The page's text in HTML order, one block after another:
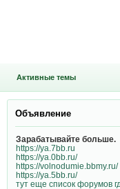
Активные темы
Объявление
Зарабатывайте больше.
https://ya.7bb.ru
https://ya.0bb.ru/
https://volnodumie.bbmy.ru/
https://ya.5bb.ru/
тут еще список форумов